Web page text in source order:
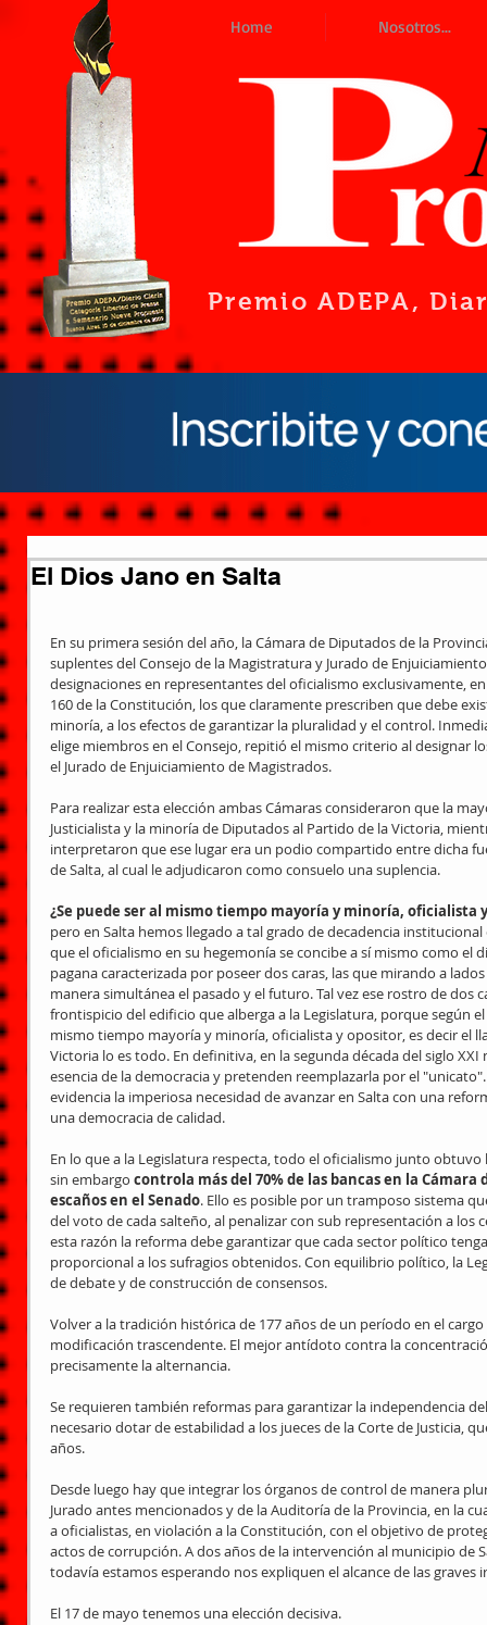
Home Nosotros...
Premio ADEPA,
El Dios Jano en Salta
En su primera sesión del año, la Cámara de Diputados de la
suplentes del Consejo de la Magistratura y Jurado de
designaciones en representantes del oficialismo exclusivamente,
160 de la Constitución, los que claramente prescriben que debe
minoría, a los efectos de garantizar la pluralidad y el control.
elige miembros en el Consejo, repitió el mismo criterio al designar
el Jurado de Enjuiciamiento de Magistrados.
Para realizar esta elección ambas Cámaras consideraron que la
Justicialista y la minoría de Diputados al Partido de la Victoria,
interpretaron que ese lugar era un podio compartido entre dicha
de Salta, al cual le adjudicaron como consuelo una suplencia.
¿Se puede ser al mismo tiempo mayoría y minoría, oficialista
pero en Salta hemos llegado a tal grado de decadencia
que el oficialismo en su hegemonía se concibe a sí mismo como el
pagana caracterizada por poseer dos caras, las que mirando a
manera simultánea el pasado y el futuro. Tal vez ese rostro de dos
frontispicio del edificio que alberga a la Legislatura, porque según
mismo tiempo mayoría y minoría, oficialista y opositor, es decir el
Victoria lo es todo. En definitiva, en la segunda década del siglo
esencia de la democracia y pretenden reemplazarla por el
evidencia la imperiosa necesidad de avanzar en Salta con una
una democracia de calidad.
En lo que a la Legislatura respecta, todo el oficialismo junto obtuvo
sin embargo controla más del 70% de las bancas en la Cámara
escaños en el Senado. Ello es posible por un tramposo sistema
del voto de cada salteño, al penalizar con sub representación a
esta razón la reforma debe garantizar que cada sector político
proporcional a los sufragios obtenidos. Con equilibrio político, la
de debate y de construcción de consensos.
Volver a la tradición histórica de 177 años de un período en el
modificación trascendente. El mejor antídoto contra la
precisamente la alternancia.
Se requieren también reformas para garantizar la independencia
necesario dotar de estabilidad a los jueces de la Corte de Justicia,
años.
Desde luego hay que integrar los órganos de control de manera
Jurado antes mencionados y de la Auditoría de la Provincia, en la
a oficialistas, en violación a la Constitución, con el objetivo de
actos de corrupción. A dos años de la intervención al municipio de
todavía estamos esperando nos expliquen el alcance de las graves
El 17 de mayo tenemos una elección decisiva.